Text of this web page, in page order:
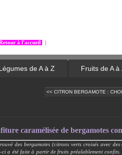
à l'accueil
de A à Z Fruits de A à
<< CITRON BERGAMOTE :
caramélisée de bergamotes
des bergamotes (citrons verts croisés avec
ci a été faite à partir de fruits préalablement